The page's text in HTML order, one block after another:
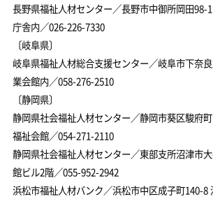
長野県福祉人材センター／長野市中御所岡田98-
庁舎内／026-226-7330
〔岐阜県〕
岐阜県福祉人材総合支援センター／岐阜市下奈
業会館内／058-276-2510
〔静岡県〕
静岡県社会福祉人材センター／静岡市葵区駿府
福祉会館／054-271-2110
静岡県社会福祉人材センター／東部支所沼津市
館ビル2階／055-952-2942
浜松市福祉人材バンク／浜松市中区成子町140-8